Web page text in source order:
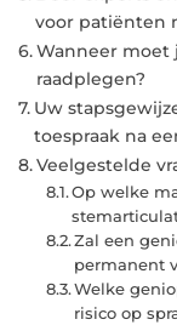
voor patiënten
Wanneer moet
raadplegen?
Uw
toespraak na
Veelgestelde
Op welke
Zal een
permanent
Welke
risico op